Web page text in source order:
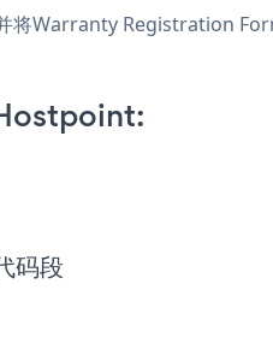
Warranty Registration
码段